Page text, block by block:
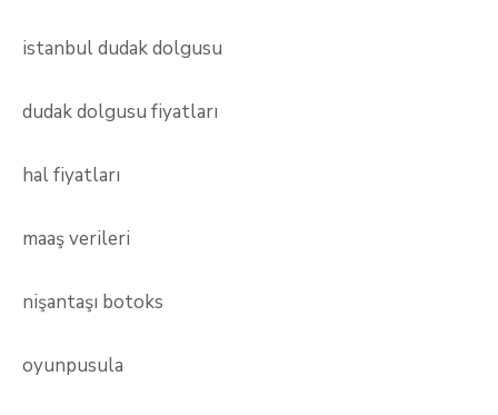
istanbul dudak dolgusu
dudak dolgusu fiyatları
hal fiyatları
maaş verileri
nişantaşı botoks
oyunpusula